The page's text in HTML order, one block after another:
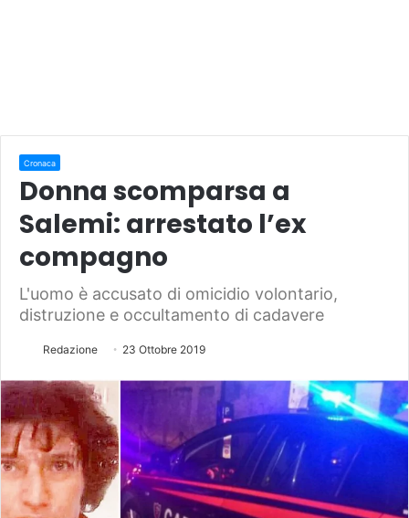
Cronaca
Donna scomparsa a
Salemi: arrestato l’ex
compagno
L'uomo è accusato di omicidio volontario,
distruzione e occultamento di cadavere
Redazione 23 Ottobre 2019